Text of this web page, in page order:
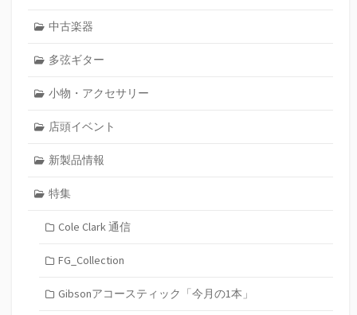
中古楽器
多弦ギター
小物・アクセサリー
店頭イベント
新製品情報
特集
Cole Clark 通信
FG_Collection
Gibsonアコースティック「今月の1本」